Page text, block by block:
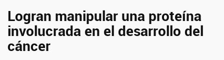
Logran manipular una proteína
involucrada en el desarrollo del
cáncer